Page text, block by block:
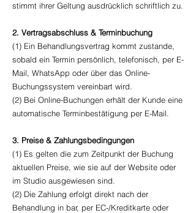
stimmt ihrer Geltung ausdrücklich schriftlich zu.
2. Vertragsabschluss & Terminbuchung
(1) Ein Behandlungsvertrag kommt zustande,
sobald ein Termin persönlich, telefonisch, per E-
Mail, WhatsApp oder über das Online-
Buchungssystem vereinbart wird.
(2) Bei Online-Buchungen erhält der Kunde eine
automatische Terminbestätigung per E-Mail.
3. Preise & Zahlungsbedingungen
(1) Es gelten die zum Zeitpunkt der Buchung
aktuellen Preise, wie sie auf der Website oder
im Studio ausgewiesen sind.
(2) Die Zahlung erfolgt direkt nach der
Behandlung in bar, per EC-/Kreditkarte oder